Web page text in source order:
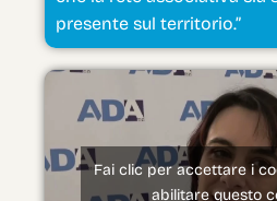
presente sul territorio.”
Fai clic per accettare i
abilitare questo